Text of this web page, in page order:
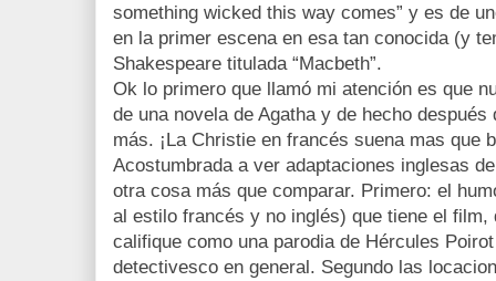
something wicked this way comes” y es de
en la primer escena en esa tan conocida (y
Shakespeare titulada “Macbeth”.
Ok lo primero que llamó mi atención es que
de una novela de Agatha y de hecho
más. ¡La Christie en francés suena mas que
Acostumbrada a ver adaptaciones inglesas
otra cosa más que comparar. Primero: el
al estilo francés y no inglés) que tiene el film,
califique como una parodia de Hércules
detectivesco en general. Segundo las